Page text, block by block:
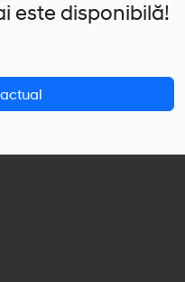
este disponibilă!